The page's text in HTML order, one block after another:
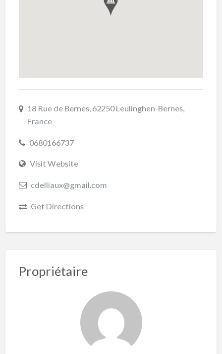
18 Rue de Bernes, 62250 Leulinghen-Bernes,
France
0680166737
Visit Website
cdelliaux@gmail.com
Get Directions
Propriétaire